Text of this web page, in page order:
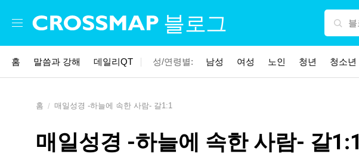
블로그
홈 말씀과 강해 데일리QT 성/연령별: 남성 여성 노인 청년 청소년
홈 매일성경 -하늘에 속한 사람- 갈1:1
매일성경 -하늘에 속한 사람- 갈1:1